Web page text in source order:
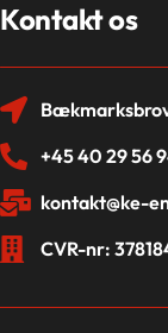
Kontakt os
+45 40 29 56
kontakt@ke-
CVR-nr: